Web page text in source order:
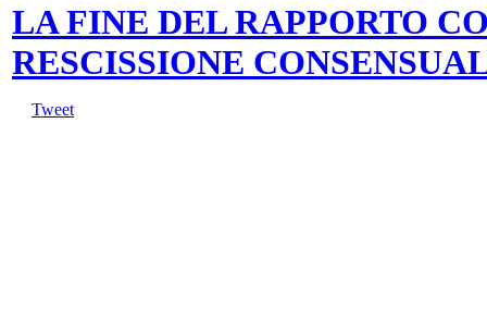
LA FINE DEL RAPPORTO
RESCISSIONE
Tweet